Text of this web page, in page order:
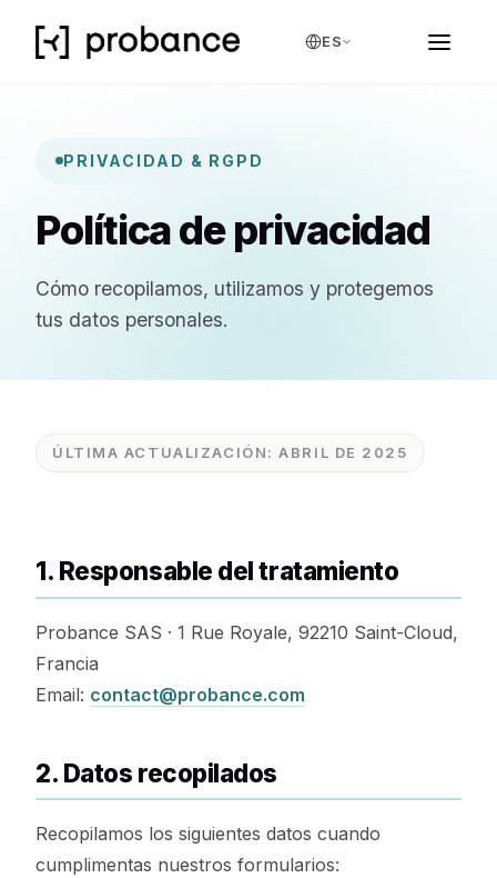
ES
PRIVACIDAD & RGPD
Política de privacidad
Cómo recopilamos, utilizamos y protegemos
tus datos personales.
ÚLTIMA ACTUALIZACIÓN: ABRIL DE 2025
1. Responsable del tratamiento
Probance SAS · 1 Rue Royale, 92210 Saint-Cloud,
Francia
Email: contact@probance.com
2. Datos recopilados
Recopilamos los siguientes datos cuando
cumplimentas nuestros formularios: